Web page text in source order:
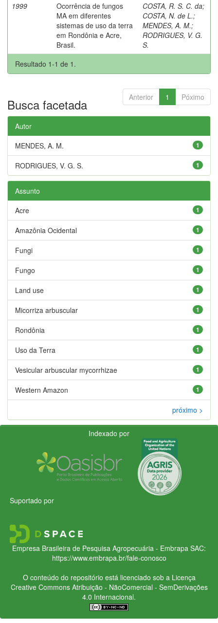
1999
Ocorrência de fungos
MA em diferentes
sistemas de uso da terra
em Rondônia e Acre,
Brasil.
COSTA, R. S. C. da;
COSTA, N. de L.;
MENDES, A. M.;
RODRIGUES, V. G.
S.
Resultado 1-1 de 1.
Anterior 1 Póximo
Busca facetada
Autor
1
MENDES, A. M.
1
RODRIGUES, V. G. S.
Assunto
1
Acre
1
Amazônia Ocidental
1
Fungi
1
Fungo
1
Land use
1
Micorriza arbuscular
1
Rondônia
1
Uso da Terra
1
Vesicular arbuscular mycorrhizae
1
Western Amazon
próximo >
Indexado por
Suportado por
Empresa Brasileira de Pesquisa Agropecuária - Embrapa SAC:
https://www.embrapa.br/fale-conosco
O conteúdo do repositório está licenciado sob a Licença
Creative CommonsAtribuição - NãoComercial - SemDerivações
4.0 Internacional.